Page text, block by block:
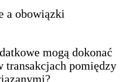
a obowiązki
mogą dokonać
pomiędzy